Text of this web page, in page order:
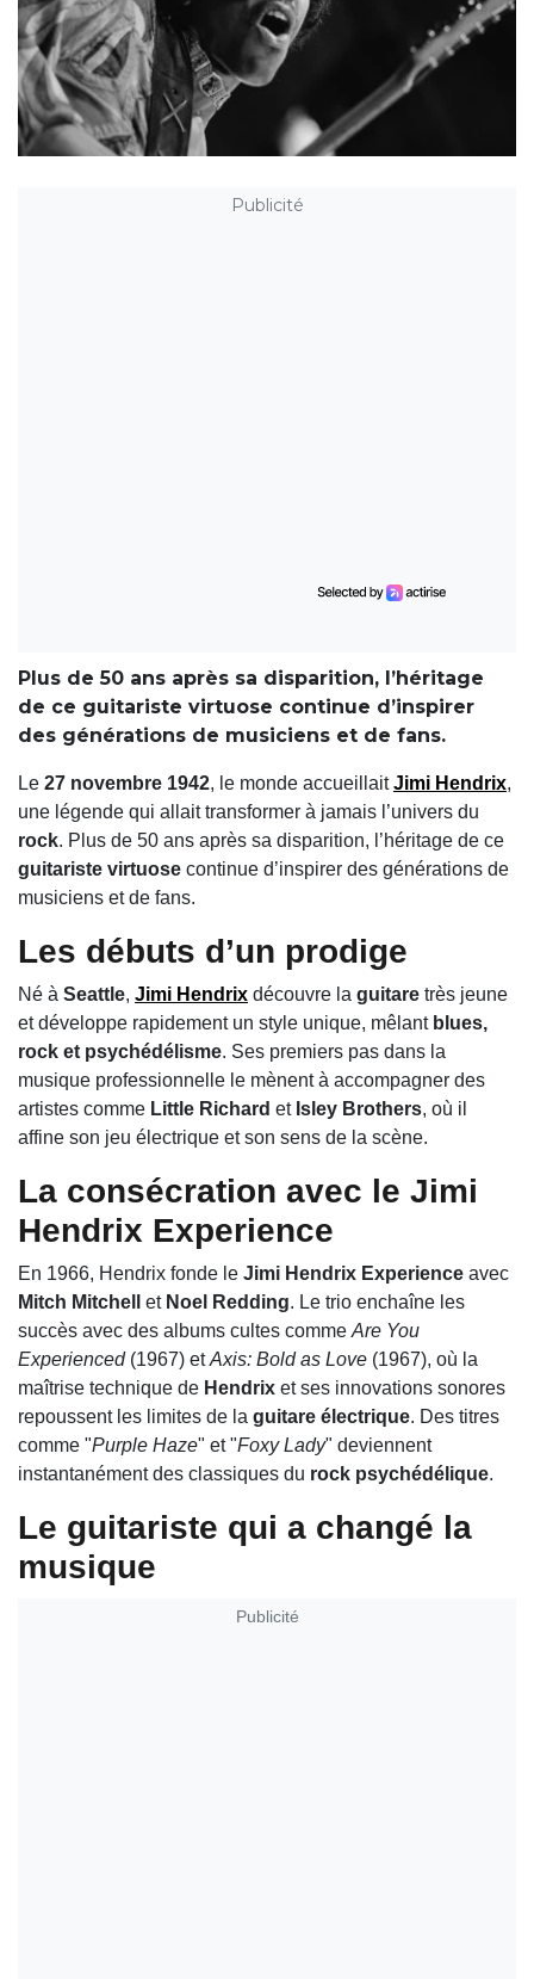
Publicité
Plus de 50 ans après sa disparition, l’héritage
de ce guitariste virtuose continue d’inspirer
des générations de musiciens et de fans.
Le 27 novembre 1942, le monde accueillaitJimi Hendrix,
une légende qui allait transformer à jamais l’univers du
rock. Plus de 50 ans après sa disparition, l’héritage de ce
guitariste virtuose continue d’inspirer des générations de
musiciens et de fans.
Les débuts d’un prodige
Né à Seattle, Jimi Hendrix découvre la guitare très jeune
et développe rapidement un style unique, mêlant blues,
rock et psychédélisme. Ses premiers pas dans la
musique professionnelle le mènent à accompagner des
artistes comme Little Richard et Isley Brothers, où il
affine son jeu électrique et son sens de la scène.
La consécration avec le Jimi
Hendrix Experience
En 1966, Hendrix fonde le Jimi Hendrix Experience avec
Mitch Mitchell
et Noel Redding. Le trio enchaîne les
succès avec des albums cultes comme Are You
Experienced(1967) etAxis: Bold as Love (1967), où la
maîtrise technique de Hendrix et ses innovations sonores
repoussent les limites de la guitare électrique. Des titres
comme "Purple Haze" et "Foxy Lady" deviennent
instantanément des classiques du rock psychédélique.
Le guitariste qui a changé la
musique
Publicité